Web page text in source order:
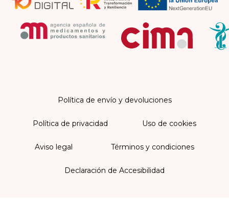
Política de envío y devoluciones
Política de privacidad Uso de cookies
Aviso legal Términos y condiciones
Declaración de Accesibilidad